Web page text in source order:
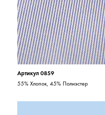
Артикул 0859
55% Хлопок, 45% Полиэстер